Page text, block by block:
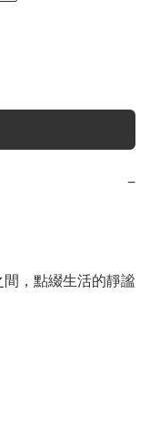
−
，點綴生活的靜謐